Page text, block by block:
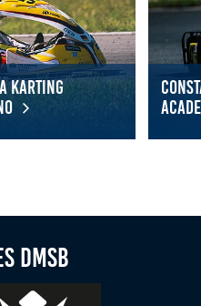
Karting
DMSB